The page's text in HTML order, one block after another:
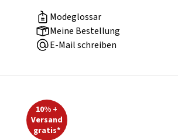
Modeglossar
Meine Bestellung
E-Mail schreiben
10% +
Versand
gratis*